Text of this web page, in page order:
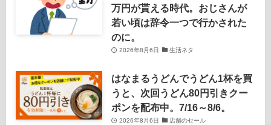
万円が貰える時代。おじさんが
若い頃は辞令一つで行かされた
のに。
2026年8月6日 生活ネタ
はなまるうどんでうどん1杯を買
うと、次回うどん80円引きクー
ポンを配布中。7/16～8/6。
2026年8月6日 店舗のセール